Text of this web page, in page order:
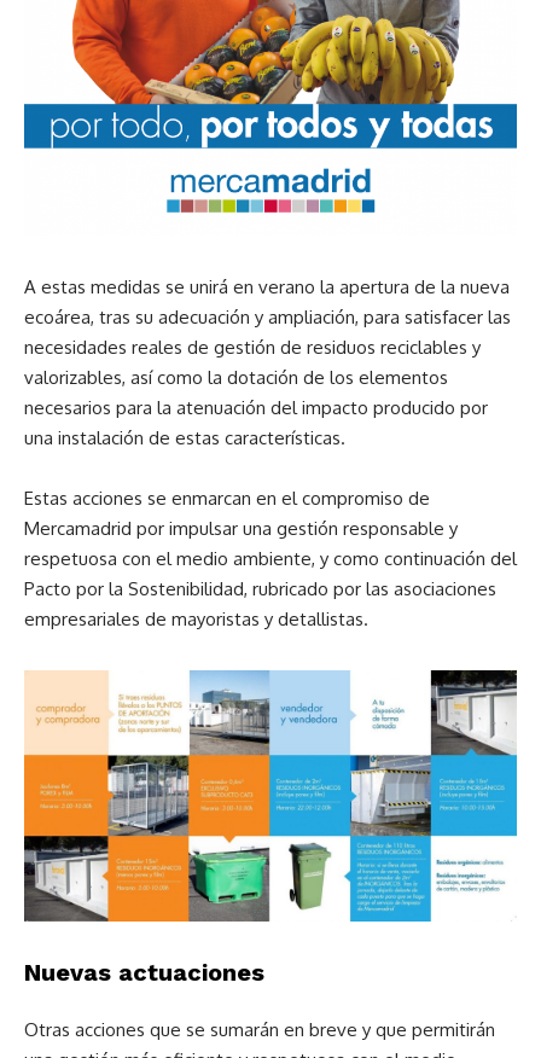
A estas medidas se unirá en verano la apertura de la nueva
ecoárea, tras su adecuación y ampliación, para satisfacer las
necesidades reales de gestión de residuos reciclables y
valorizables, así como la dotación de los elementos
necesarios para la atenuación del impacto producido por
una instalación de estas características.
Estas acciones se enmarcan en el compromiso de
Mercamadrid por impulsar una gestión responsable y
respetuosa con el medio ambiente, y como continuación del
Pacto por la Sostenibilidad, rubricado por las asociaciones
empresariales de mayoristas y detallistas.
Nuevas actuaciones
Otras acciones que se sumarán en breve y que permitirán